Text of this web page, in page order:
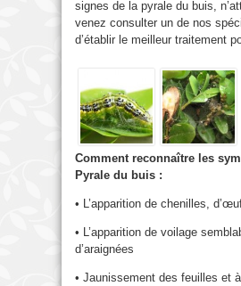
signes de la pyrale du buis,
venez consulter un de nos
d’établir le meilleur traitement
Comment reconnaître les
Pyrale du buis :
• L’apparition de chenilles,
• L’apparition de voilage
d’araignées
• Jaunissement des feuilles et